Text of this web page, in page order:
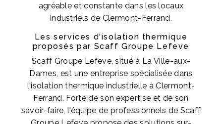
agréable et constante dans les locaux
industriels de Clermont-Ferrand.
Les services d'isolation thermique
proposés par Scaff Groupe Lefeve
Scaff Groupe Lefeve, situé à La Ville-aux-
Dames, est une entreprise spécialisée dans
l'isolation thermique industrielle à Clermont-
Ferrand. Forte de son expertise et de son
savoir-faire, l'équipe de professionnels de Scaff